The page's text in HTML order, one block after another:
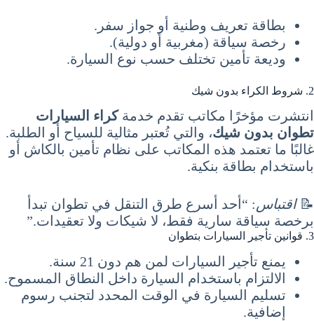
بطاقة تعريف وطنية أو جواز سفر.
رخصة سياقة (مغربية أو دولية).
وديعة تأمين تختلف حسب نوع السيارة.
2. شروط الكراء بدون شيك
انتشرت مؤخرًا مكاتب تقدم خدمةكراء السيارات
تطوان بدون شيك، والتي تُعتبر مثالية للسياح أو الطلبة.
غالبًا ما تعتمد هذه المكاتب على نظام تأمين بالكاش أو
باستخدام بطاقة بنكية.
📝اقتباس: “أحد أسرع طرق التنقل في تطوان تبدأ
برخصة سياقة سارية فقط، لا شيكات ولا تعقيدات.”
3. قوانين تأجير السيارات بتطوان
يمنع تأجير السيارات لمن هم دون 21 سنة.
الالتزام باستخدام السيارة داخل النطاق المسموح.
تسليم السيارة في الوقت المحدد لتجنب رسوم
إضافية.